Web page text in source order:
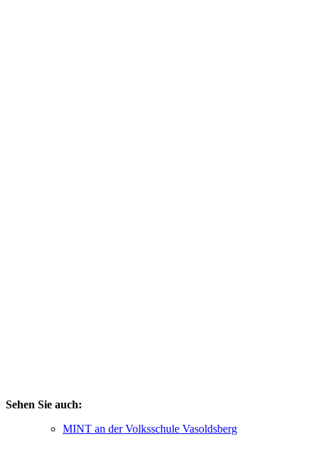
Sehen Sie auch:
MINT an der Volksschule Vasoldsberg